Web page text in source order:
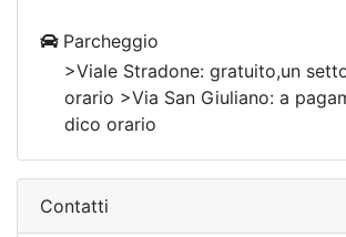
Parcheggio
>Viale Stradone: gratuito,un
orario >Via San Giuliano: a
dico orario
Contatti